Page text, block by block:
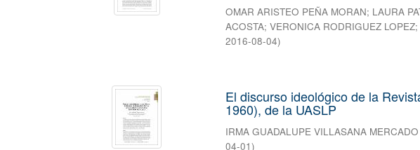
OMAR ARISTEO PEÑA MORAN; LAURA
ACOSTA;VERONICA RODRIGUEZ LOPEZ;
2016-08-04)
El discurso ideológico de la
1960), de la UASLP
IRMA GUADALUPE VILLASANA MERCADO
04-01)